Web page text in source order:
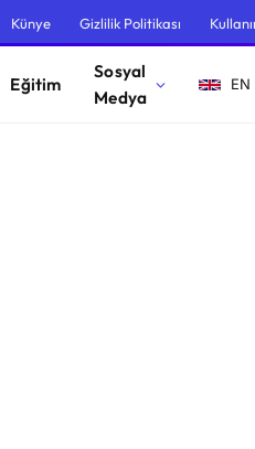
Künye Gizlilik Politikası
Eğitim
Sosyal
Medya
EN